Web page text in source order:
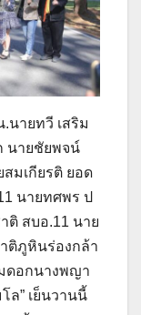
นายทวี เสริม
นายชัยพจน์
มเกียรติ ยอด
นายทศพร ป
ติ สบอ.11 นาย
ติภูหินร่องกล้า
ดอกนางพญา
ล” เย็นวานนี้